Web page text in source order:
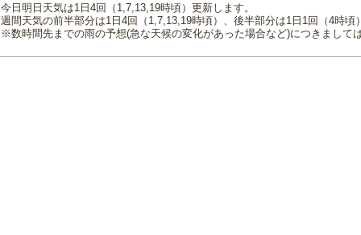
今日明日天気は1日4回（1,7,13,19時頃）更新します。
週間天気の前半部分は1日4回（1,7,13,19時頃）、後半部分は1日1回（4時頃
※数時間先までの雨の予想(急な天候の変化があった場合など)につきまして